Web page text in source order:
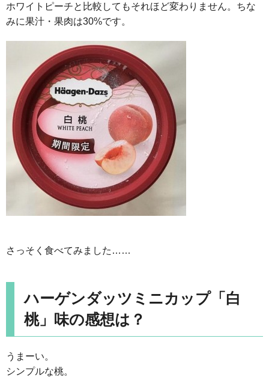
ホワイトピーチと比較してもそれほど変わりません。ちな
みに果汁・果肉は30%です。
さっそく食べてみました……
ハーゲンダッツミニカップ「白
桃」味の感想は？
うまーい。
シンプルな桃。